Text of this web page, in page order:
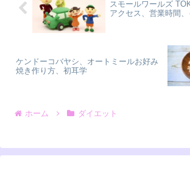
スモールワールズ
アクセス、営業時間、
ケンドーコバヤシ、オートミールお好み
焼き作り方、初耳学
ホーム ダイエット